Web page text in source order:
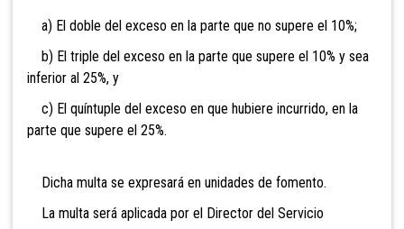
a) El doble del exceso en la parte que no supere el 10%;
b) El triple del exceso en la parte que supere el 10% y sea
inferior al 25%, y
c) El quíntuple del exceso en que hubiere incurrido, en la
parte que supere el 25%.
Dicha multa se expresará en unidades de fomento.
La multa será aplicada por el Director del Servicio